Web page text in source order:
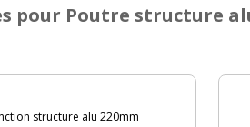
pour Poutre structure alu
structure alu 220mm